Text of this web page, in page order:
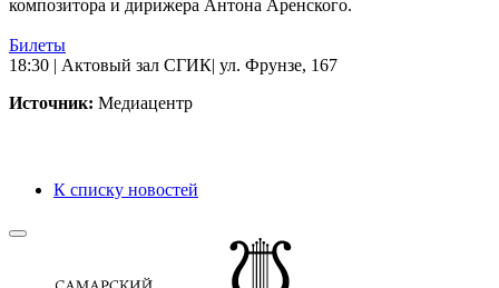
композитора и дирижера Антона Аренского.
Билеты
18:30 | Актовый зал СГИК| ул. Фрунзе, 167
Источник: Медиацентр
К списку новостей